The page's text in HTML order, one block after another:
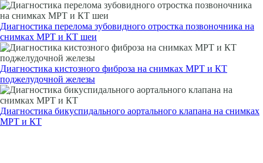
Диагностика перелома зубовидного отростка позвоночника на
снимках МРТ и КТ шеи
Диагностика кистозного фиброза на снимках МРТ и КТ
поджелудочной железы
Диагностика бикуспидального аортального клапана на снимках
МРТ и КТ